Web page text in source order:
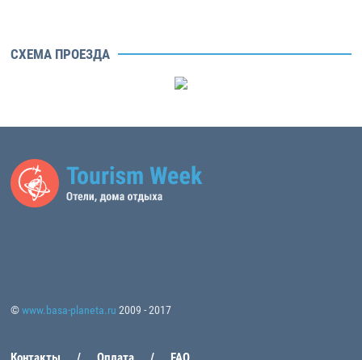
СХЕМА ПРОЕЗДА
©www.basa-planeta.ru 2009 - 2017